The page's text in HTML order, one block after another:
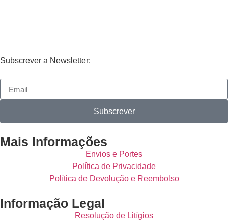
Subscrever a Newsletter:
Subscrever
Mais Informações
Envios e Portes
Política de Privacidade
Política de Devolução e Reembolso
Informação Legal
Resolução de Litígios